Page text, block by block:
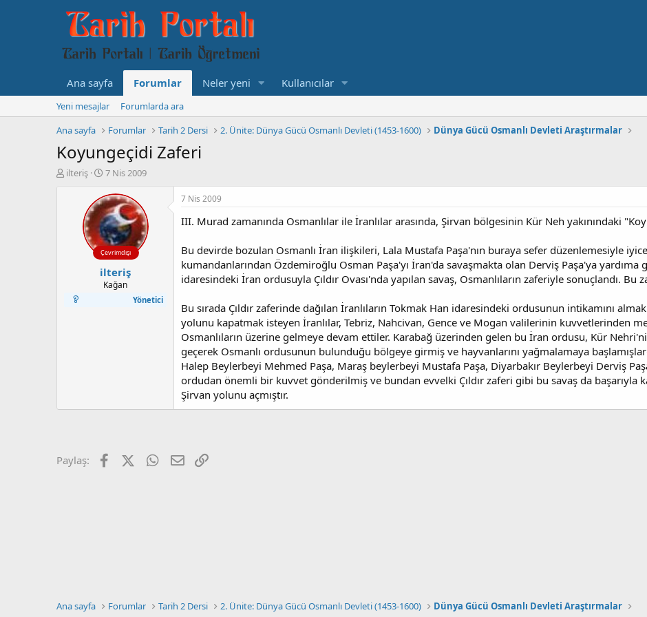
Ana sayfa Forumlar Neler yeni Kullanıcılar
Yeni mesajlar
Forumlarda ara
Ana sayfa
Forumlar Tarih 2 Dersi 2. Ünite: Dünya Gücü Osmanlı Devleti (1453-1600) Dünya Gücü Osmanlı Devleti Araştırmalar
Koyungeçidi Zaferi
K
ilteriş
B
ş
l
a
n
g
ı
ç
t
7 Nis 2009
Çevrimdışı
ilteriş
Kağan
Yönetici
7 Nis 2009
III. Murad zamanında Osmanlılar ile İranlılar arasında, Şirvan bölgesinin Kür Neh yakınındaki
Bu devirde bozulan Osmanlı İran ilişkileri, Lala Mustafa Paşa'nın buraya sefer düzenlemesiyle iyice
kumandanlarından Özdemiroğlu Osman Paşa'yı İran'da savaşmakta olan Derviş Paşa'ya
idaresindeki İran ordusuyla Çıldır Ovası'nda yapılan savaş, Osmanlıların zaferiyle sonuçlandı. Bu
Bu sırada Çıldır zaferinde dağılan İranlıların Tokmak Han idaresindeki ordusunun intikamını
yolunu kapatmak isteyen İranlılar, Tebriz, Nahcivan, Gence ve Mogan valilerinin kuvvetlerinden
Osmanlıların üzerine gelmeye devam ettiler. Karabağ üzerinden gelen bu İran ordusu, Kür
geçerek Osmanlı ordusunun bulunduğu bölgeye girmiş ve hayvanlarını yağmalamaya
Halep Beylerbeyi Mehmed Paşa, Maraş beylerbeyi Mustafa Paşa, Diyarbakır Beylerbeyi Derviş
ordudan önemli bir kuvvet gönderilmiş ve bundan evvelki Çıldır zaferi gibi bu savaş da başarıyla
Şirvan yolunu açmıştır.
Paylaş: FacebookX (Twitter)WhatsApp
E-posta
Ana sayfa Forumlar Tarih 2 Dersi 2. Ünite: Dünya Gücü Osmanlı Devleti (1453-1600) Dünya Gücü Osmanlı Devleti Araştırmalar